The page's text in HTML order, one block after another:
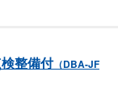
整備付（DBA-JF